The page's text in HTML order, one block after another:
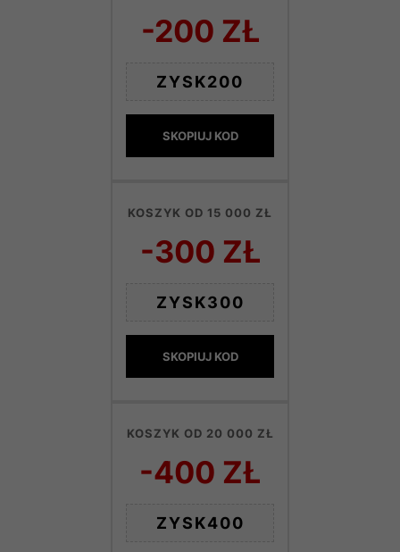
-200 ZŁ
ZYSK200
SKOPIUJ KOD
KOSZYK OD 15 000 ZŁ
-300 ZŁ
ZYSK300
SKOPIUJ KOD
KOSZYK OD 20 000 ZŁ
-400 ZŁ
ZYSK400